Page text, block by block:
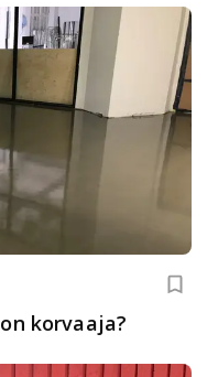
korvaaja?